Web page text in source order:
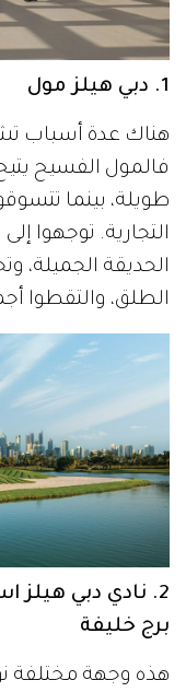
1. دبي هيلز مول
هناك عدة أسباب
فالمول الفسيح
طويلة، بينما
التجارية. توجهوا
الحديقة الجميلة،
الطلق، والتقطوا
2. نادي دبي
برج خليفة
هذه وجهة مختلفة